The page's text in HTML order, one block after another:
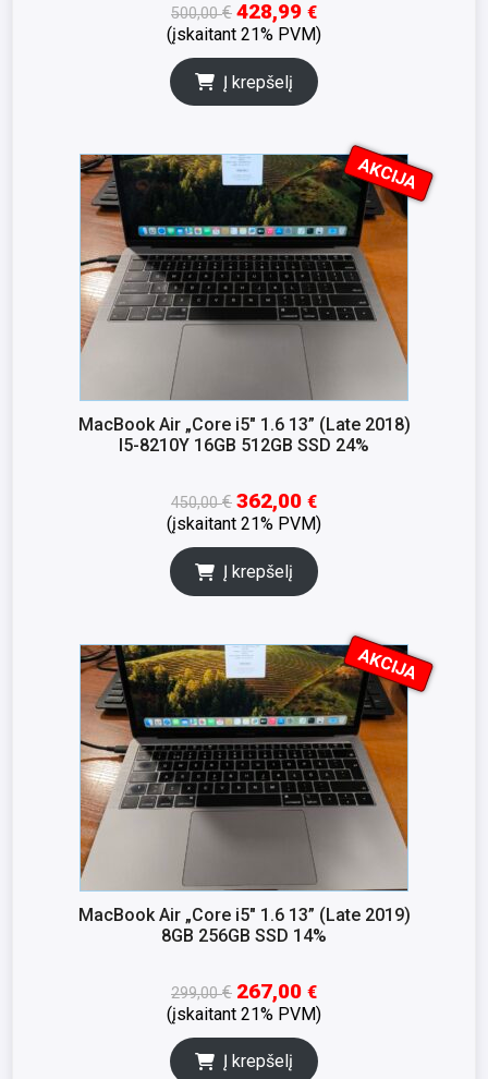
500,00€ 428,99 €
(įskaitant 21% PVM)
Į krepšelį
AKCIJA
K
S
N
A
MacBook Air „Core i5″ 1.6 13” (Late 2018)
I5-8210Y 16GB 512GB SSD 24%
450,00€ 362,00 €
(įskaitant 21% PVM)
Į krepšelį
AKCIJA
K
S
N
A
MacBook Air „Core i5″ 1.6 13” (Late 2019)
8GB 256GB SSD 14%
299,00€ 267,00 €
(įskaitant 21% PVM)
Į krepšelį